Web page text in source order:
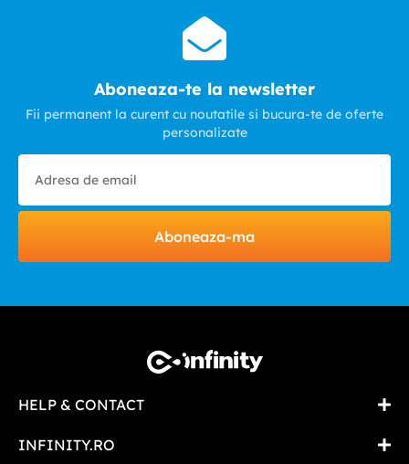
Aboneaza-te la newsletter
Fii permanent la curent cu noutatile si bucura-te de oferte
personalizate
Aboneaza-ma
HELP & CONTACT
INFINITY.RO